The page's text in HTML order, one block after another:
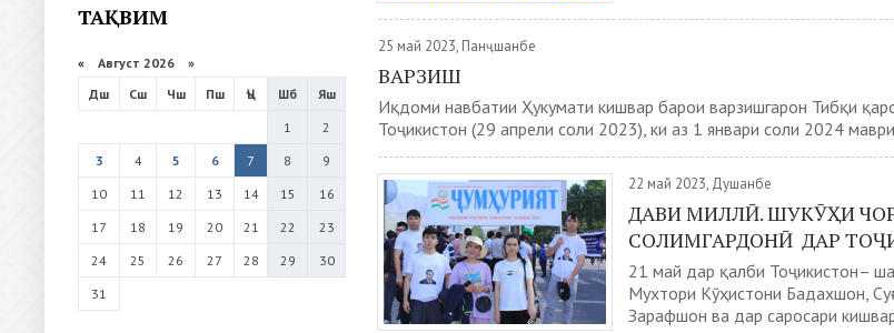
ТАҚВИМ
« Август 2026 »
Дш
Сш Чш Пш Ҷъ Шб
Яш
1
2
3
4 5 6 7 8
9
10
11 12 13 14 15
16
17
18 19 20 21 22
23
24
25 26 27 28 29
30
31
25 май 2023, Панҷшанбе
ВАРЗИШ
Иқдоми навбатии Ҳукумати кишвар барои варзишгарон Тибқи
Тоҷикистон (29 апрели соли 2023), ки аз 1 январи соли 2024
22 май 2023, Душанбе
ДАВИ МИЛЛӢ. ШУКӮҲИ
СОЛИМГАРДОНӢ ДАР
21 май дар қалби Тоҷикистон–
Мухтори Кӯҳистони Бадахшон,
Зарафшон ва дар саросари